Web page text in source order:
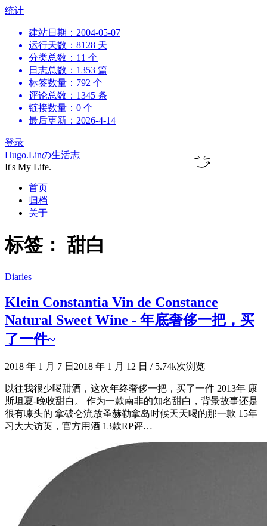
跳
统计
建站日期：2004-05-07
运行天数：8128 天
分类总数：11 个
日志总数：1353 篇
标签数量：792 个
评论总数：1345 条
链接数量：0 个
最后更新：2026-4-14
登录
Hugo.Linの生活志
It's My Life.
首页
归档
关于
标签： 甜白
Diaries
Klein Constantia Vin de Constance
Natural Sweet Wine - 年底奢侈一把，买
了一件~
2018 年 1 月 7 日 2018 年 1 月 12 日 /5.74k次浏览
以往我很少喝甜酒，这次年终奢侈一把，买了一件 2013年 康
斯坦夏-晚收甜白。 作为一款南非的知名甜白，背景故事还是
很有噱头的 拿破仑流放圣赫勒拿岛时候天天喝的那一款 15年
习大大访英，官方用酒 13款RP评…